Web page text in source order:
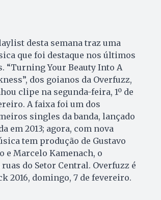
desta semana traz uma
que foi destaque nos últimos
“Turning Your Beauty Into A
dos goianos da Overfuzz,
clipe na segunda-feira, 1º de
A faixa foi um dos
singles da banda, lançado
em 2013; agora, com nova
tem produção de Gustavo
e Marcelo Kamenach, o
do Setor Central. Overfuzz é
2016, domingo, 7 de fevereiro.